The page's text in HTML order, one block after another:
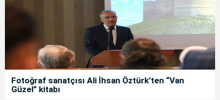
Fotoğraf sanatçısı Ali İhsan Öztürk’ten “Van
Güzel” kitabı